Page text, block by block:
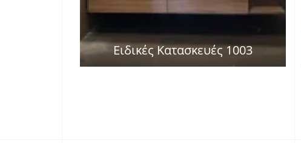
Ειδικές Κατασκευές 1003